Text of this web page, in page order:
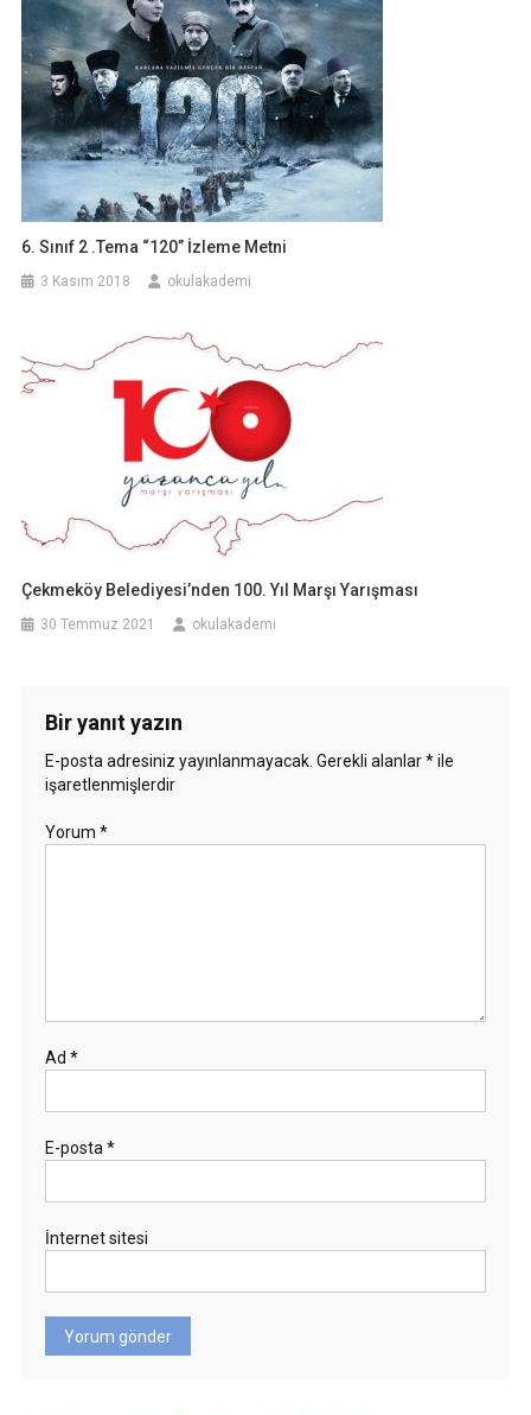
6. Sınıf 2 .Tema “120” İzleme Metni
3 Kasım 2018 okulakademi
Çekmeköy Belediyesi’nden 100. Yıl Marşı Yarışması
30 Temmuz 2021 okulakademi
Bir yanıt yazın
E-posta adresiniz yayınlanmayacak. Gerekli alanlar*ile
işaretlenmişlerdir
Yorum *
Ad *
E-posta *
İnternet sitesi